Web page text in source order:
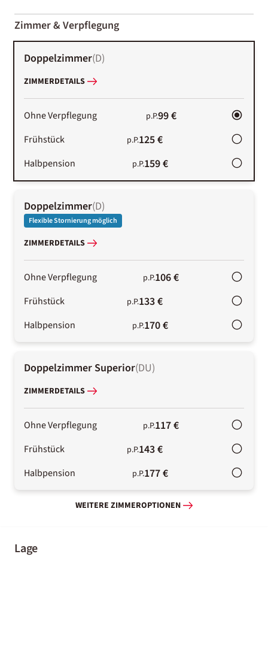
01-02
Zimmer & Verpflegung
Doppelzimmer(D)
ZIMMERDETAILS
Ohne Verpflegung p.P.99 €
Frühstück p.P.125 €
Halbpension p.P.159 €
Doppelzimmer(D)
Flexible Stornierung möglich
ZIMMERDETAILS
Ohne Verpflegung p.P.106 €
Frühstück p.P.133 €
Halbpension p.P.170 €
Doppelzimmer Superior(DU)
ZIMMERDETAILS
Ohne Verpflegung p.P.117 €
Frühstück p.P.143 €
Halbpension p.P.177 €
WEITERE ZIMMEROPTIONEN
Lage